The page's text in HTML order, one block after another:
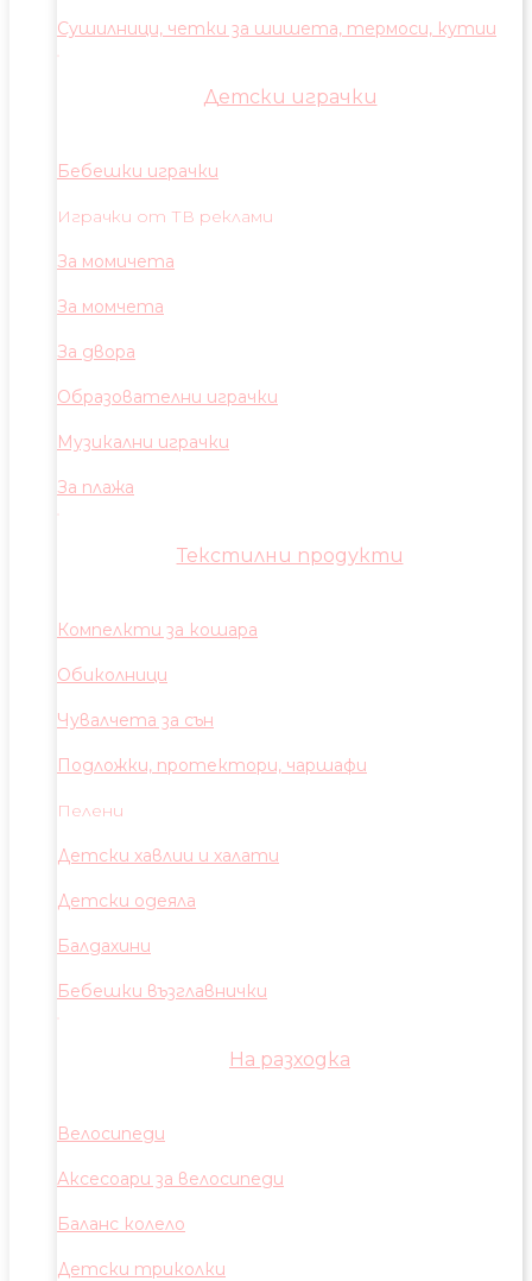
Сушилници, четки за шишета, термоси, кутии
Детски играчки
Бебешки играчки
Играчки от ТВ реклами
За момичета
За момчета
За двора
Образователни играчки
Музикални играчки
За плажа
Текстилни продукти
Компелкти за кошара
Обиколници
Чувалчета за сън
Подложки, протектори, чаршафи
Пелени
Детски хавлии и халати
Детски одеяла
Балдахини
Бебешки възглавнички
На разходка
Велосипеди
Аксесоари за велосипеди
Баланс колело
Детски триколки